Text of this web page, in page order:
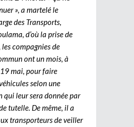
», a martelé le
des Transports,
d’où la prise de
les compagnies de
ont un mois, à
mai, pour faire
selon une
qui leur sera donnée par
tutelle. De même, il a
transporteurs de veiller